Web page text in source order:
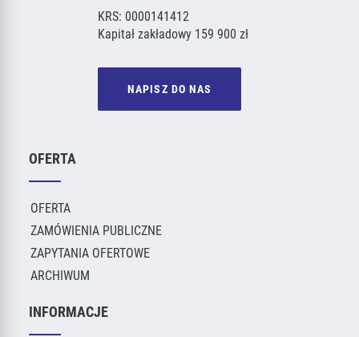
KRS: 0000141412
Kapitał zakładowy 159 900 zł
NAPISZ DO NAS
OFERTA
OFERTA
ZAMÓWIENIA PUBLICZNE
ZAPYTANIA OFERTOWE
ARCHIWUM
INFORMACJE